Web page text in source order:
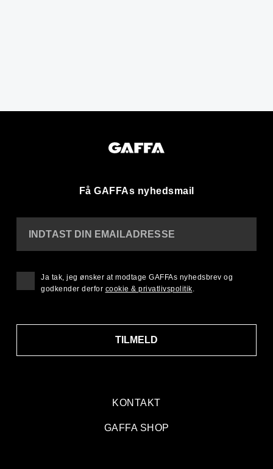
Få GAFFAs nyhedsmail
KONTAKT
GAFFA SHOP
INDTAST DIN EMAILADRESSE
TILMELD
Ja tak, jeg ønsker at modtage GAFFAs nyhedsbrev og
godkender derfor cookie & privatlivspolitik.